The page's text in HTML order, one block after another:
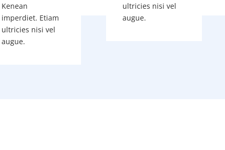
Kenean
imperdiet. Etiam
ultricies nisi vel
augue.
ultricies nisi vel
augue.